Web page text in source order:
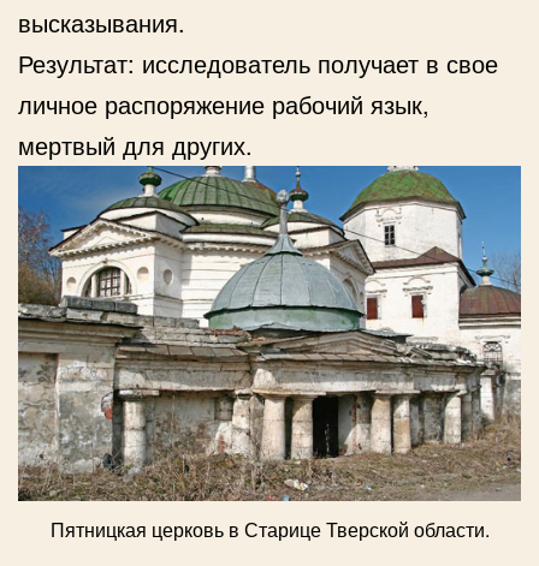
высказывания.
Результат: исследователь получает в свое
личное распоряжение рабочий язык,
мертвый для других.
Пятницкая церковь в Старице Тверской области.